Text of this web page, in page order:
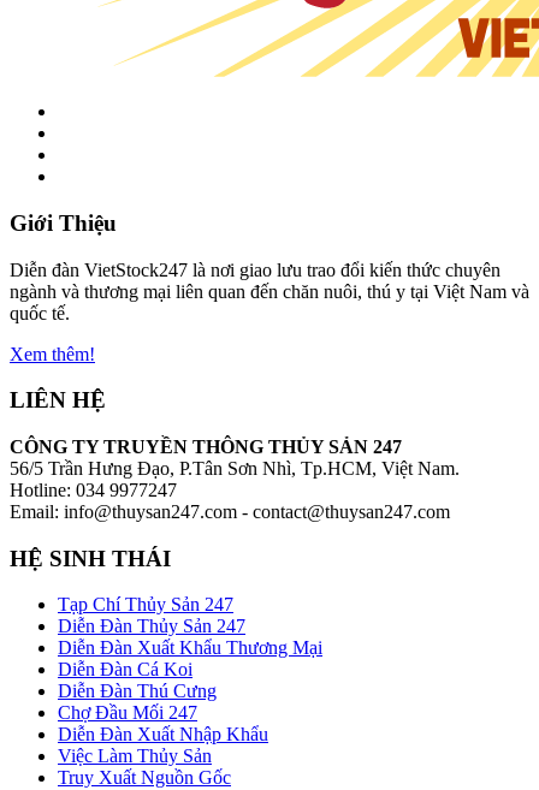
Giới Thiệu
Diễn đàn VietStock247 là nơi giao lưu trao đổi kiến thức chuyên
ngành và thương mại liên quan đến chăn nuôi, thú y tại Việt Nam và
quốc tế.
Xem thêm!
LIÊN HỆ
CÔNG TY TRUYỀN THÔNG THỦY SẢN 247
56/5 Trần Hưng Đạo, P.Tân Sơn Nhì, Tp.HCM, Việt Nam.
Hotline: 034 9977247
Email: info@thuysan247.com - contact@thuysan247.com
HỆ SINH THÁI
Tạp Chí Thủy Sản 247
Diễn Đàn Thủy Sản 247
Diễn Đàn Xuất Khẩu Thương Mại
Diễn Đàn Cá Koi
Diễn Đàn Thú Cưng
Chợ Đầu Mối 247
Diễn Đàn Xuất Nhập Khẩu
Việc Làm Thủy Sản
Truy Xuất Nguồn Gốc